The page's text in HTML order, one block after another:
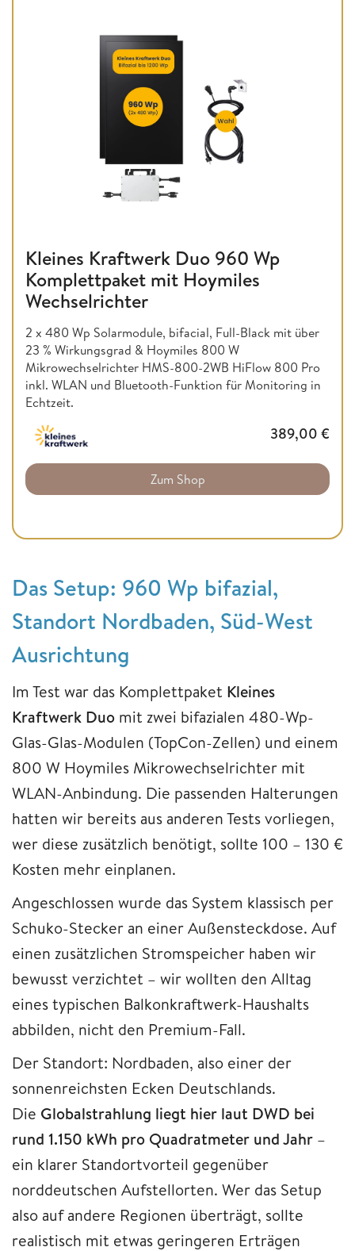
Kleines Kraftwerk Duo 960 Wp
Komplettpaket mit Hoymiles
Wechselrichter
2 x 480 Wp Solarmodule, bifacial, Full-Black mit über
23 % Wirkungsgrad & Hoymiles 800 W
Mikrowechselrichter HMS-800-2WB HiFlow 800 Pro
inkl. WLAN und Bluetooth-Funktion für Monitoring in
Echtzeit.
389,00 €
Zum Shop
Das Setup: 960 Wp bifazial,
Standort Nordbaden, Süd-West
Ausrichtung
Im Test war das Komplettpaket Kleines
Kraftwerk Duo mit zwei bifazialen 480-Wp-
Glas-Glas-Modulen (TopCon-Zellen) und einem
800 W Hoymiles Mikrowechselrichter mit
WLAN-Anbindung. Die passenden Halterungen
hatten wir bereits aus anderen Tests vorliegen,
wer diese zusätzlich benötigt, sollte 100 – 130 €
Kosten mehr einplanen.
Angeschlossen wurde das System klassisch per
Schuko-Stecker an einer Außensteckdose. Auf
einen zusätzlichen Stromspeicher haben wir
bewusst verzichtet – wir wollten den Alltag
eines typischen Balkonkraftwerk-Haushalts
abbilden, nicht den Premium-Fall.
Der Standort: Nordbaden, also einer der
sonnenreichsten Ecken Deutschlands.
Die Globalstrahlung liegt hier laut DWD bei
rund 1.150 kWh pro Quadratmeter und Jahr –
ein klarer Standortvorteil gegenüber
norddeutschen Aufstellorten. Wer das Setup
also auf andere Regionen überträgt, sollte
realistisch mit etwas geringeren Erträgen